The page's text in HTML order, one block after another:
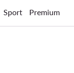
Sport Premium